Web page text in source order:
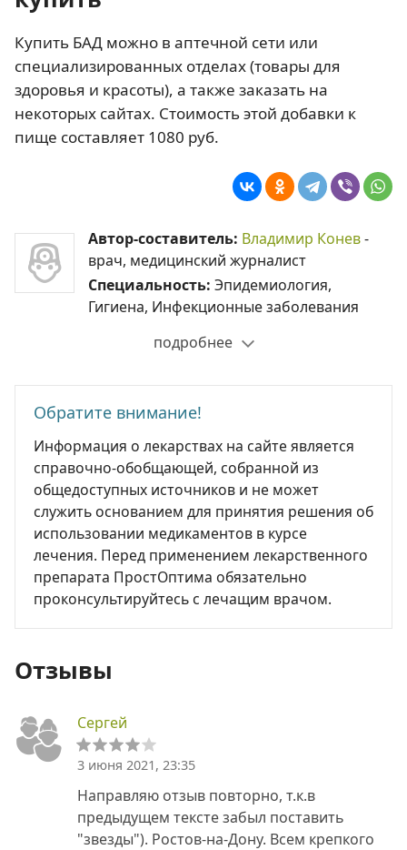
Купить БАД можно в аптечной сети или
специализированных отделах (товары для
здоровья и красоты), а также заказать на
некоторых сайтах. Стоимость этой добавки к
пище составляет 1080 руб.
Автор-составитель: Владимир Конев-
врач, медицинский журналист
Специальность: Эпидемиология,
Гигиена, Инфекционные заболевания
подробнее
Обратите внимание!
Информация о лекарствах на сайте является
справочно-обобщающей, собранной из
общедоступных источников и не может
служить основанием для принятия решения об
использовании медикаментов в курсе
лечения. Перед применением лекарственного
препарата ПростОптима обязательно
проконсультируйтесь с лечащим врачом.
Отзывы
Сергей
3 июня 2021, 23:35
Направляю отзыв повторно, т.к.в
предыдущем тексте забыл поставить
"звезды"). Ростов-на-Дону. Всем крепкого